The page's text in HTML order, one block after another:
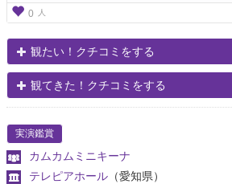
0 人
観たい！クチコミをする
観てきた！クチコミをする
実演鑑賞
カムカムミニキーナ
テレピアホール （愛知県）